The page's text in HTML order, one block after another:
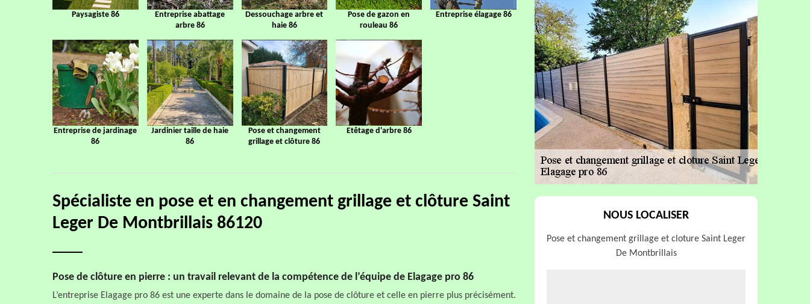
Paysagiste 86
Entreprise abattage
arbre 86
Dessouchage arbre et
haie 86
Pose de gazon en
rouleau 86
Entreprise élagage 86
Entreprise de jardinage
86
Jardinier taille de haie
86
Pose et changement
grillage et clôture 86
Etêtage d'arbre 86
Spécialiste en pose et en changement grillage et clôture Saint
Leger De Montbrillais 86120
Pose de clôture en pierre : un travail relevant de la compétence de l’équipe de Elagage pro 86
L’entreprise Elagage pro 86 est une experte dans le domaine de la pose de clôture et celle en pierre plus précisément.
NOUS LOCALISER
Pose et changement grillage et cloture Saint Leger
De Montbrillais